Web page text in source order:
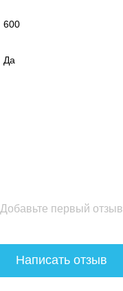
600
Да
Добавьте первый отзыв
Написать отзыв